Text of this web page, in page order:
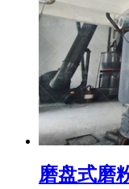
磨盘式磨